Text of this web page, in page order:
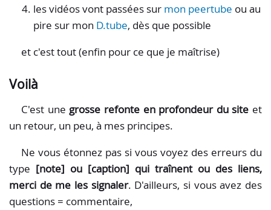
les vidéos vont passées sur mon peertube ou au
pire sur mon D.tube, dès que possible
et c'est tout (enfin pour ce que je maîtrise)
Voilà
C'est une grosse refonte en profondeur du site et
un retour, un peu, à mes principes.
Ne vous étonnez pas si vous voyez des erreurs du
type [note] ou [caption] qui traînent ou des liens,
merci de me les signaler. D'ailleurs, si vous avez des
questions = commentaire,